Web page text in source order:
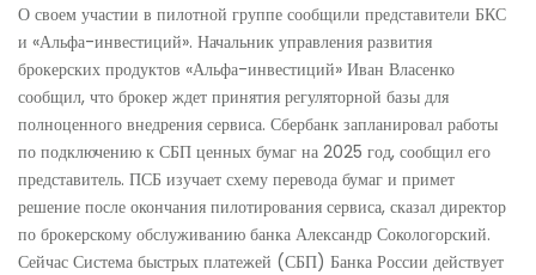
О своем участии в пилотной группе сообщили представители БКС
и «Альфа-инвестиций». Начальник управления развития
брокерских продуктов «Альфа-инвестиций» Иван Власенко
сообщил, что брокер ждет принятия регуляторной базы для
полноценного внедрения сервиса. Сбербанк запланировал работы
по подключению к СБП ценных бумаг на 2025 год, сообщил его
представитель. ПСБ изучает схему перевода бумаг и примет
решение после окончания пилотирования сервиса, сказал директор
по брокерскому обслуживанию банка Александр Сокологорский.
Сейчас Система быстрых платежей (СБП) Банка России действует